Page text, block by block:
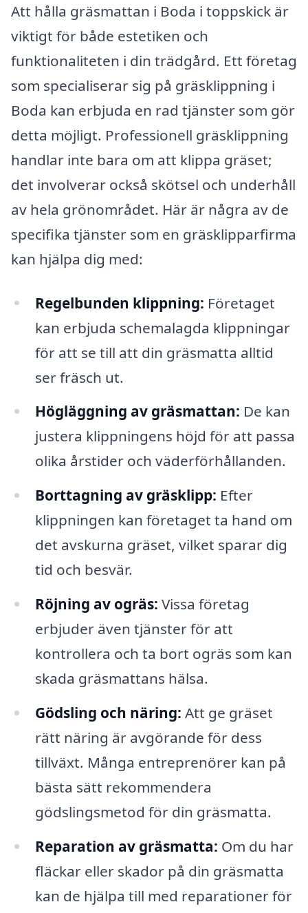
Att hålla gräsmattan i Boda i toppskick är
viktigt för både estetiken och
funktionaliteten i din trädgård. Ett företag
som specialiserar sig på gräsklippning i
Boda kan erbjuda en rad tjänster som gör
detta möjligt. Professionell gräsklippning
handlar inte bara om att klippa gräset;
det involverar också skötsel och underhåll
av hela grönområdet. Här är några av de
specifika tjänster som en gräsklipparfirma
kan hjälpa dig med:
Regelbunden klippning: Företaget
kan erbjuda schemalagda klippningar
för att se till att din gräsmatta alltid
ser fräsch ut.
Högläggning av gräsmattan: De kan
justera klippningens höjd för att passa
olika årstider och väderförhållanden.
Borttagning av gräsklipp: Efter
klippningen kan företaget ta hand om
det avskurna gräset, vilket sparar dig
tid och besvär.
Röjning av ogräs: Vissa företag
erbjuder även tjänster för att
kontrollera och ta bort ogräs som kan
skada gräsmattans hälsa.
Gödsling och näring: Att ge gräset
rätt näring är avgörande för dess
tillväxt. Många entreprenörer kan på
bästa sätt rekommendera
gödslingsmetod för din gräsmatta.
Reparation av gräsmatta: Om du har
fläckar eller skador på din gräsmatta
kan de hjälpa till med reparationer för